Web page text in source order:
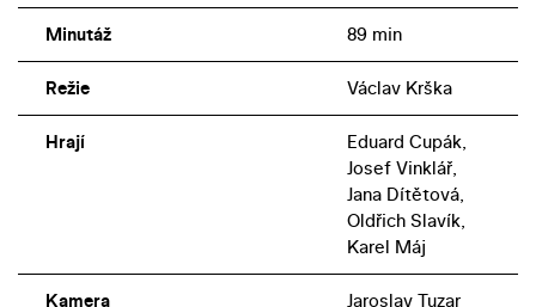
Minutáž 89 min
Režie Václav Krška
Hrají
Eduard Cupák,
Josef Vinklář,
Jana Dítětová,
Oldřich Slavík,
Karel Máj
Kamera Jaroslav Tuzar